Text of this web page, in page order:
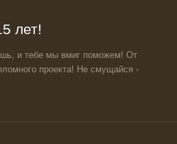
лет!
и тебе мы вмиг поможем! От
проекта! Не смущайся -